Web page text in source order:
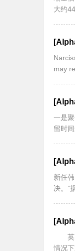
may
一是
留时
新任
决。”
英国
情况